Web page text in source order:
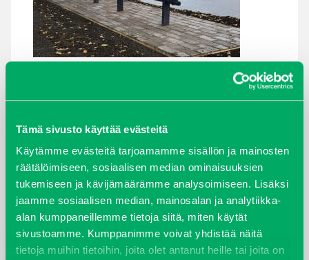
Tämä sivusto käyttää evästeitä
Käytämme evästeitä tarjoamamme sisällön ja mainosten
räätälöimiseen, sosiaalisen median ominaisuuksien
tukemiseen ja kävijämäärämme analysoimiseen. Lisäksi
jaamme sosiaalisen median, mainosalan ja analytiikka-
alan kumppaneillemme tietoja siitä, miten käytät
sivustoamme. Kumppanimme voivat yhdistää näitä
tietoja muihin tietoihin, joita olet antanut heille tai joita on
ARKISTOT
maaliskuu 2026
elokuu 2024
syyskuu 2023
joulukuu 2022